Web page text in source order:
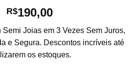
R$190,00
Semi Joias em 3 Vezes Sem Juros,
e Segura. Descontos incríveis até
os estoques.